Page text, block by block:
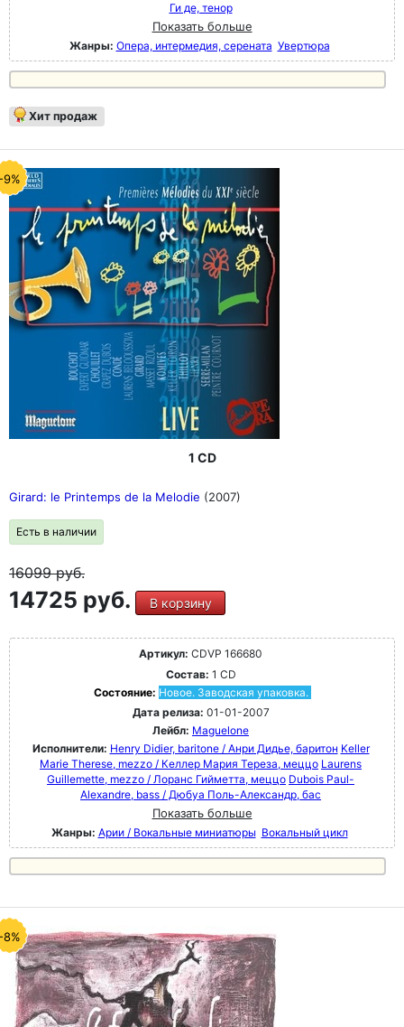
Ги де, тенор
Показать больше
Жанры: Опера, интермедия, серената Увертюра
Хит продаж
9%
1 CD
Girard: le Printemps de la Melodie (2007)
Есть в наличии
16099руб.
14725 руб. В корзину
Артикул: CDVP 166680
Состав: 1 CD
Состояние: Новое. Заводская упаковка.
Дата релиза: 01-01-2007
Лейбл: Maguelone
Исполнители: Henry Didier, baritone / Анри Дидье, баритон Keller
Marie Therese, mezzo / Келлер Мария Тереза, меццо Laurens
Guillemette, mezzo / Лоранс Гийметта, меццо Dubois Paul-
Alexandre, bass / Дюбуа Поль-Александр, бас
Показать больше
Жанры: Арии / Вокальные миниатюры Вокальный цикл
8%